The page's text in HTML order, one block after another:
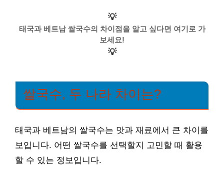
💡
태국과 베트남 쌀국수의 차이점을 알고 싶다면 여기로 가
보세요!
💡
쌀국수, 두 나라 차이는?
태국과 베트남의 쌀국수는 맛과 재료에서 큰 차이를
보입니다. 어떤 쌀국수를 선택할지 고민할 때 활용
할 수 있는 정보입니다.